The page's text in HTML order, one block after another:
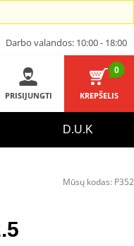
Darbo valandos: 10:00 - 18:00
PRISIJUNGTI
0
KREPŠELIS
D.U.K
Mūsų kodas: P352